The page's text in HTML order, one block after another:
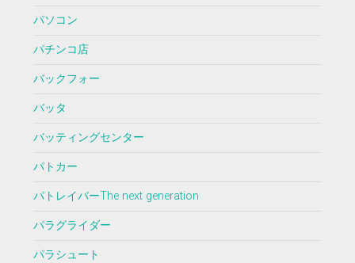
パソコン
パチンコ店
バックフォー
バッタ
バッティングセンター
パトカー
パトレイバーThe next generation
パラグライダー
パラシュート